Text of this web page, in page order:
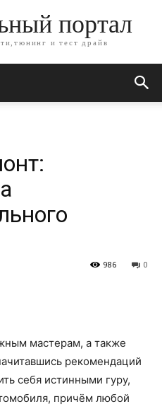
портал
и тест драйв
0
986
мастерам, а также
рекомендаций
себя истинными гуру,
причём любой